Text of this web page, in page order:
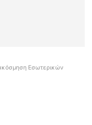
Εσωτερικών